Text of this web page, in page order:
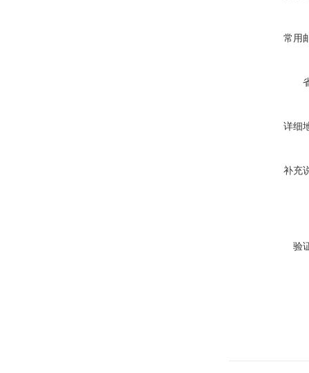
常用
详细
补充
验